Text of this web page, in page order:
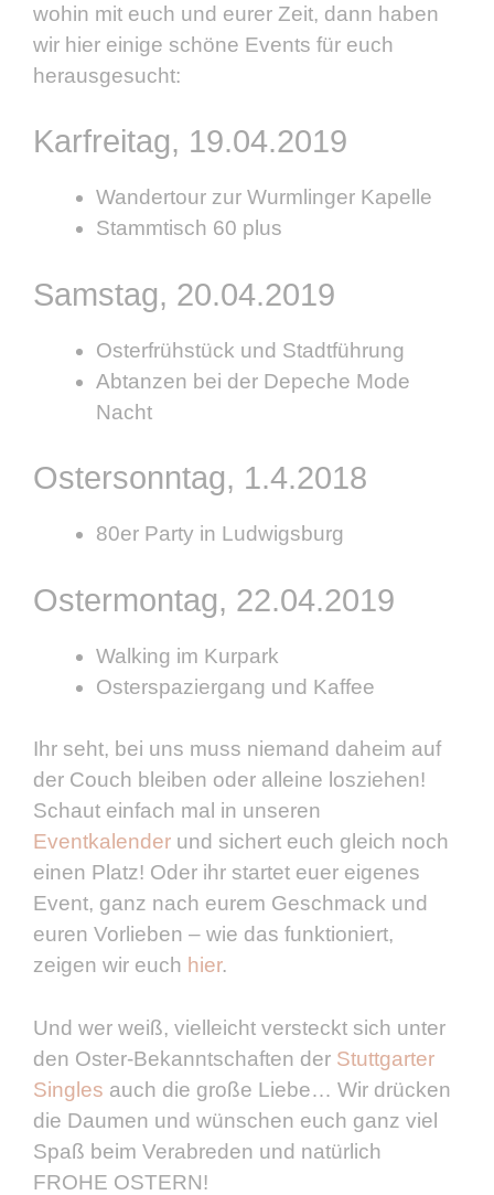
wohin mit euch und eurer Zeit, dann haben
wir hier einige schöne Events für euch
herausgesucht:
Karfreitag, 19.04.2019
Wandertour zur Wurmlinger Kapelle
Stammtisch 60 plus
Samstag, 20.04.2019
Osterfrühstück und Stadtführung
Abtanzen bei der Depeche Mode
Nacht
Ostersonntag, 1.4.2018
80er Party in Ludwigsburg
Ostermontag, 22.04.2019
Walking im Kurpark
Osterspaziergang und Kaffee
Ihr seht, bei uns muss niemand daheim auf
der Couch bleiben oder alleine losziehen!
Schaut einfach mal in unseren
Eventkalender und sichert euch gleich noch
einen Platz! Oder ihr startet euer eigenes
Event, ganz nach eurem Geschmack und
euren Vorlieben – wie das funktioniert,
zeigen wir euch hier.
Und wer weiß, vielleicht versteckt sich unter
den Oster-Bekanntschaften der Stuttgarter
Singles auch die große Liebe… Wir drücken
die Daumen und wünschen euch ganz viel
Spaß beim Verabreden und natürlich
FROHE OSTERN!